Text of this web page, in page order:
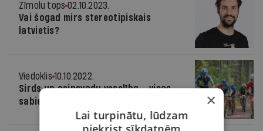
Zīmolu tops 02.10.2023.
Vai šogad mirs stereotipiskais
latvietis?
Viedoklis 10.10.2022.
Sirds un asinsvadu veselība – visas
sabiedrības atbildība
×
Lai turpinātu, lūdzam